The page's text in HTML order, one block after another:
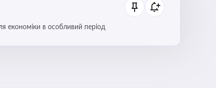
економіки в особливий період